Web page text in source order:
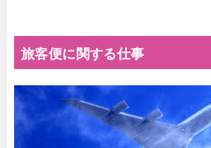
旅客便に関する仕事